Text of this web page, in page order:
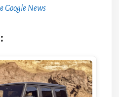
Google News